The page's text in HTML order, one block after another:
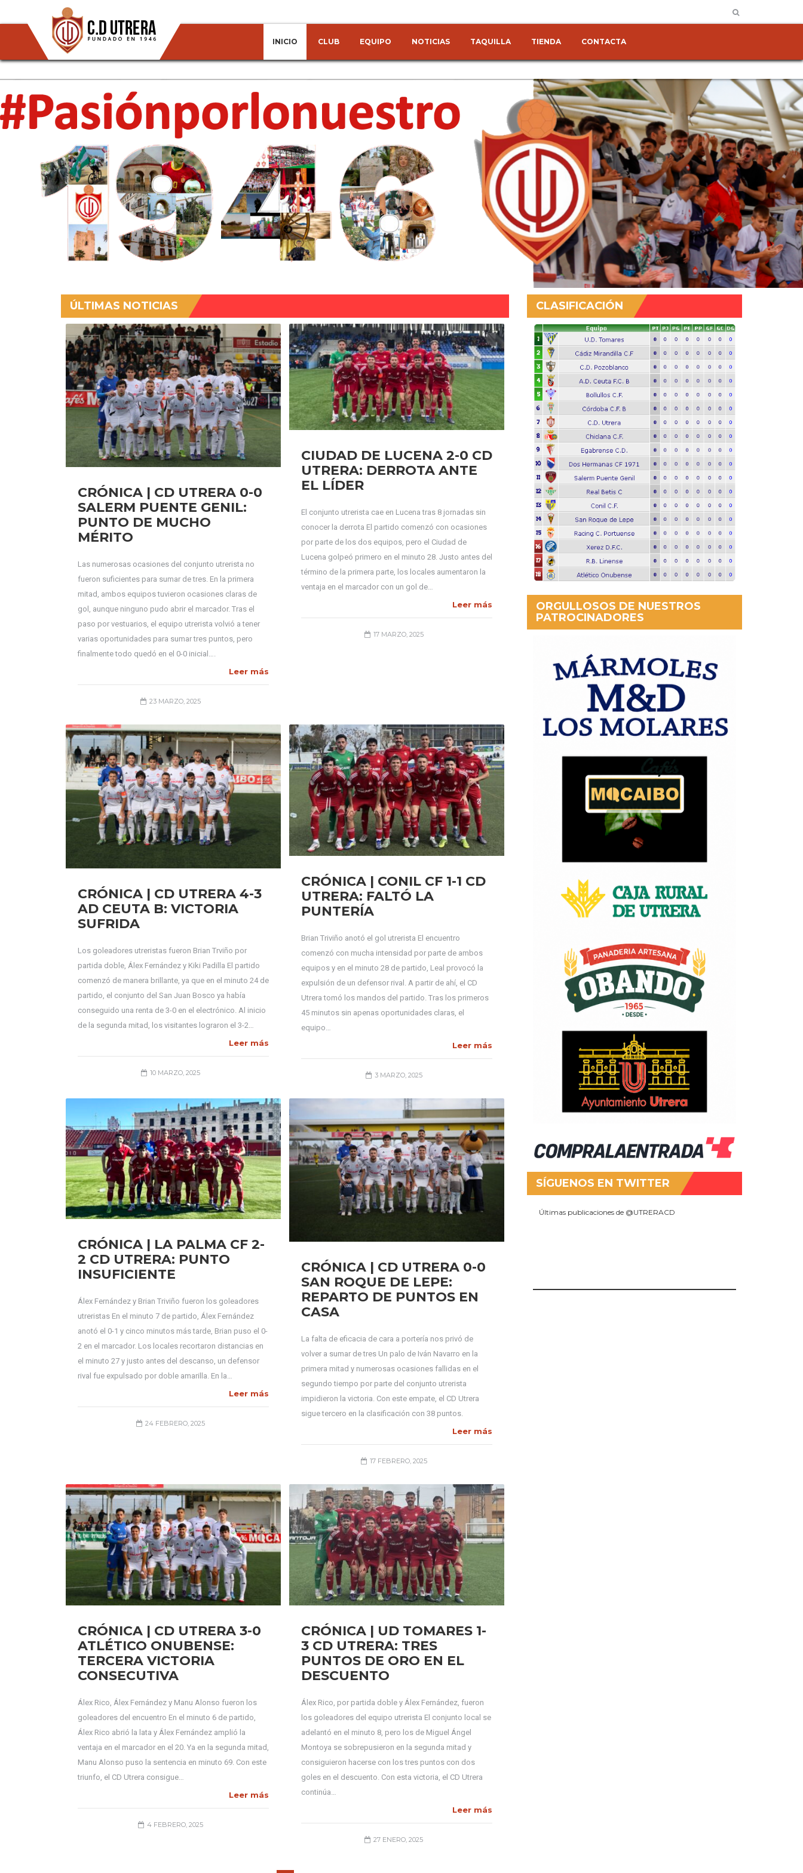
INICIO CLUB EQUIPO NOTICIAS TAQUILLA TIENDA CONTACTA
ÚLTIMAS NOTICIAS
CRÓNICA | CD UTRERA 0-0
SALERM PUENTE GENIL:
PUNTO DE MUCHO
MÉRITO
Las numerosas ocasiones del conjunto utrerista no
fueron suficientes para sumar de tres. En la primera
mitad, ambos equipos tuvieron ocasiones claras de
gol, aunque ninguno pudo abrir el marcador. Tras el
paso por vestuarios, el equipo utrerista volvió a tener
varias oportunidades para sumar tres puntos, pero
finalmente todo quedó en el 0-0 inicial….
Leer más
23 MARZO, 2025
CIUDAD DE LUCENA 2-0 CD
UTRERA: DERROTA ANTE
EL LÍDER
El conjunto utrerista cae en Lucena tras 8 jornadas sin
conocer la derrota El partido comenzó con ocasiones
por parte de los dos equipos, pero el Ciudad de
Lucena golpeó primero en el minuto 28. Justo antes del
término de la primera parte, los locales aumentaron la
ventaja en el marcador con un gol de…
Leer más
17 MARZO, 2025
CRÓNICA | CD UTRERA 4-3
AD CEUTA B: VICTORIA
SUFRIDA
Los goleadores utreristas fueron Brian Trviño por
partida doble, Álex Fernández y Kiki Padilla El partido
comenzó de manera brillante, ya que en el minuto 24 de
partido, el conjunto del San Juan Bosco ya había
conseguido una renta de 3-0 en el electrónico. Al inicio
de la segunda mitad, los visitantes lograron el 3-2…
Leer más
10 MARZO, 2025
CRÓNICA | CONIL CF 1-1 CD
UTRERA: FALTÓ LA
PUNTERÍA
Brian Triviño anotó el gol utrerista El encuentro
comenzó con mucha intensidad por parte de ambos
equipos y en el minuto 28 de partido, Leal provocó la
expulsión de un defensor rival. A partir de ahí, el CD
Utrera tomó los mandos del partido. Tras los primeros
45 minutos sin apenas oportunidades claras, el
equipo…
Leer más
3 MARZO, 2025
CRÓNICA | LA PALMA CF 2-
2 CD UTRERA: PUNTO
INSUFICIENTE
Álex Fernández y Brian Triviño fueron los goleadores
utreristas En el minuto 7 de partido, Álex Fernández
anotó el 0-1 y cinco minutos más tarde, Brian puso el 0-
2 en el marcador. Los locales recortaron distancias en
el minuto 27 y justo antes del descanso, un defensor
rival fue expulsado por doble amarilla. En la…
Leer más
24 FEBRERO, 2025
CRÓNICA | CD UTRERA 0-0
SAN ROQUE DE LEPE:
REPARTO DE PUNTOS EN
CASA
La falta de eficacia de cara a portería nos privó de
volver a sumar de tres Un palo de Iván Navarro en la
primera mitad y numerosas ocasiones fallidas en el
segundo tiempo por parte del conjunto utrerista
impidieron la victoria. Con este empate, el CD Utrera
sigue tercero en la clasificación con 38 puntos.
Leer más
17 FEBRERO, 2025
CRÓNICA | CD UTRERA 3-0
ATLÉTICO ONUBENSE:
TERCERA VICTORIA
CONSECUTIVA
Álex Rico, Álex Fernández y Manu Alonso fueron los
goleadores del encuentro En el minuto 6 de partido,
Álex Rico abrió la lata y Álex Fernández amplió la
ventaja en el marcador en el 20. Ya en la segunda mitad,
Manu Alonso puso la sentencia en minuto 69. Con este
triunfo, el CD Utrera consigue…
Leer más
4 FEBRERO, 2025
CRÓNICA | UD TOMARES 1-
3 CD UTRERA: TRES
PUNTOS DE ORO EN EL
DESCUENTO
Álex Rico, por partida doble y Álex Fernández, fueron
los goleadores del equipo utrerista El conjunto local se
adelantó en el minuto 8, pero los de Miguel Ángel
Montoya se sobrepusieron en la segunda mitad y
consiguieron hacerse con los tres puntos con dos
goles en el descuento. Con esta victoria, el CD Utrera
continúa…
Leer más
27 ENERO, 2025
CLASIFICACIÓN
ORGULLOSOS DE NUESTROS
PATROCINADORES
SÍGUENOS EN TWITTER
Últimas publicaciones de @UTRERACD